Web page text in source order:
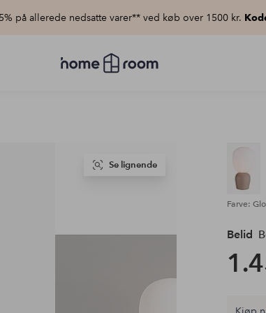
på allerede nedsatte varer** ved køb over 1500 kr.
Homeroom
–
Se lignende
Farve:
Belid